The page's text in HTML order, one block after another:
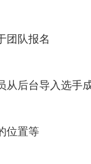
团队报名
从后台导入选手
位置等